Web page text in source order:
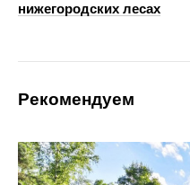
нижегородских лесах
Рекомендуем